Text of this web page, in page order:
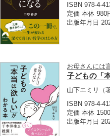
ISBN 978-4-
定価 本体 980
出版年月日
お母さんには
子どもの「
山下エミリ
（
ISBN 978-4-
定価 本体
出版年月日